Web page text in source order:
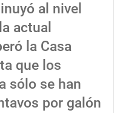
al nivel
actual
la Casa
que los
sólo se han
por galón